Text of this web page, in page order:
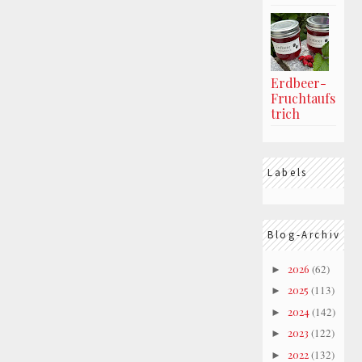
Erdbeer-
Fruchtaufs
trich
Labels
Blog-Archiv
► 2026 (62)
► 2025 (113)
► 2024(142)
► 2023 (122)
► 2022(132)